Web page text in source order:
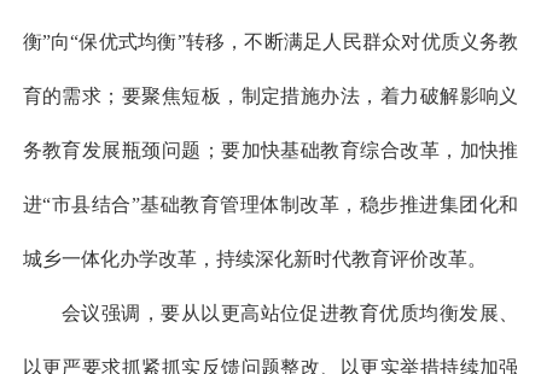
衡”向“保优式均衡”转移，不断满足人民群众对优质义务教
育的需求；要聚焦短板，制定措施办法，着力破解影响义
务教育发展瓶颈问题；要加快基础教育综合改革，加快推
进“市县结合”基础教育管理体制改革，稳步推进集团化和
城乡一体化办学改革，持续深化新时代教育评价改革。
会议强调，要从以更高站位促进教育优质均衡发展、
以更严要求抓紧抓实反馈问题整改、以更实举措持续加强